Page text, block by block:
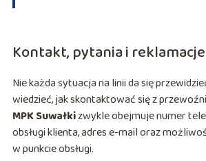
Kontakt, pytania i reklamacje
Nie każda sytuacja na linii da się
wiedzieć, jak skontaktować się z
MPK Suwałkizwykle obejmuje numer
obsługi klienta, adres e-mail oraz
w punkcie obsługi.